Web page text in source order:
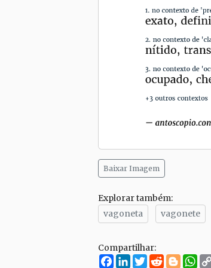
Baixar Imagem
Explorar também:
vagoneta
vagonete
Compartilhar:
Facebook
LinkedIn
Twitter
Reddit